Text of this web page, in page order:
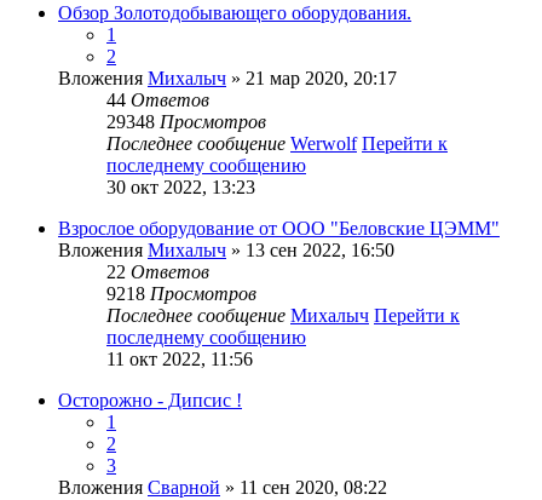
Обзор Золотодобывающего оборудования.
1
2
Вложения Михалыч » 21 мар 2020, 20:17
44 Ответов
29348 Просмотров
Последнее сообщение Werwolf Перейти к
последнему сообщению
30 окт 2022, 13:23
Взрослое оборудование от ООО "Беловские ЦЭММ"
Вложения Михалыч » 13 сен 2022, 16:50
22 Ответов
9218 Просмотров
Последнее сообщение Михалыч Перейти к
последнему сообщению
11 окт 2022, 11:56
Осторожно - Дипсис !
1
2
3
Вложения Сварной » 11 сен 2020, 08:22